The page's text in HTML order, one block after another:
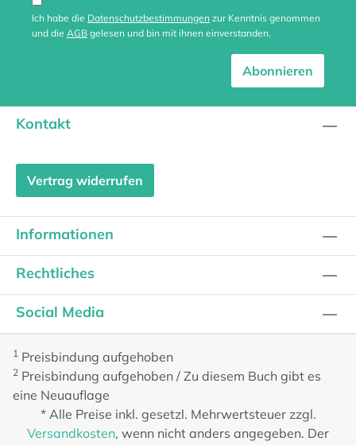
Ich habe die Datenschutzbestimmungen zur Kenntnis genommen
und die AGB gelesen und bin mit ihnen einverstanden.
Abonnieren
Kontakt
Vertrag widerrufen
Informationen
Rechtliches
Social Media
1 Preisbindung aufgehoben
2 Preisbindung aufgehoben / Zu diesem Buch gibt es
eine Neuauflage
* Alle Preise inkl. gesetzl. Mehrwertsteuer zzgl.
Versandkosten, wenn nicht anders angegeben. Der